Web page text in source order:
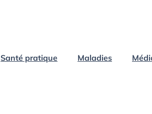
Santé pratique Maladies